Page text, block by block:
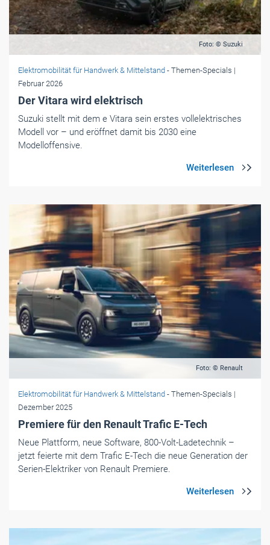
Foto: © Suzuki
Elektromobilität für Handwerk & Mittelstand - Themen-Specials |
Februar 2026
Der Vitara wird elektrisch
Suzuki stellt mit dem e Vitara sein erstes vollelektrisches
Modell vor – und eröffnet damit bis 2030 eine
Modelloffensive.
Foto: © Renault
Elektromobilität für Handwerk & Mittelstand - Themen-Specials |
Dezember 2025
Premiere für den Renault Trafic E-Tech
Neue Plattform, neue Software, 800-Volt-Ladetechnik –
jetzt feierte mit dem Trafic E-Tech die neue Generation der
Serien-Elektriker von Renault Premiere.